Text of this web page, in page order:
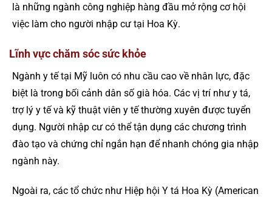
là những ngành công nghiệp hàng đầu mở rộng cơ hội
việc làm cho người nhập cư tại Hoa Kỳ.
Lĩnh vực chăm sóc sức khỏe
Ngành y tế tại Mỹ luôn có nhu cầu cao về nhân lực, đặc
biệt là trong bối cảnh dân số già hóa. Các vị trí như y tá,
trợ lý y tế và kỹ thuật viên y tế thường xuyên được tuyển
dụng. Người nhập cư có thể tận dụng các chương trình
đào tạo và chứng chỉ ngắn hạn để nhanh chóng gia nhập
ngành này.
Ngoài ra, các tổ chức như Hiệp hội Y tá Hoa Kỳ (American